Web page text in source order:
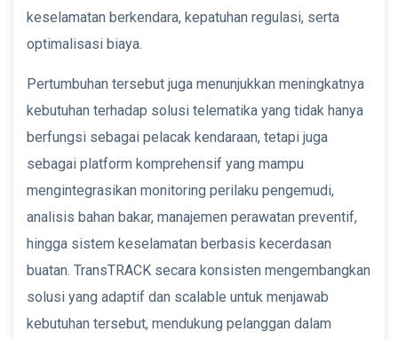
keselamatan berkendara, kepatuhan regulasi, serta
optimalisasi biaya.
Pertumbuhan tersebut juga menunjukkan meningkatnya
kebutuhan terhadap solusi telematika yang tidak hanya
berfungsi sebagai pelacak kendaraan, tetapi juga
sebagai platform komprehensif yang mampu
mengintegrasikan monitoring perilaku pengemudi,
analisis bahan bakar, manajemen perawatan preventif,
hingga sistem keselamatan berbasis kecerdasan
buatan. TransTRACK secara konsisten mengembangkan
solusi yang adaptif dan scalable untuk menjawab
kebutuhan tersebut, mendukung pelanggan dalam